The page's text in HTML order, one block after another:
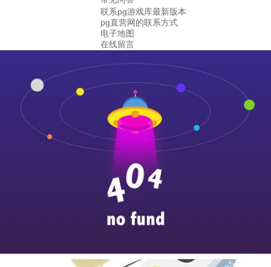
联系pg游戏库最新版本
pg直营网的联系方式
电子地图
在线留言